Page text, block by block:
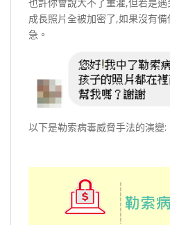
成長照片全被加密了,如果沒有
急。
以下是勒索病毒威脅手法的演變: